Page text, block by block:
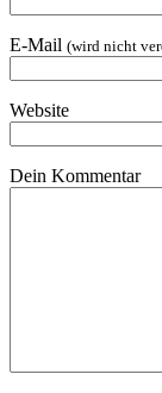
E-Mail (wird nicht
Website
Dein Kommentar